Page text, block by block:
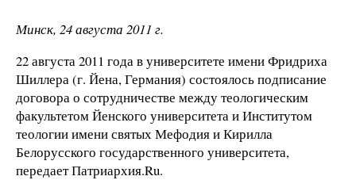
Минск, 24 августа 2011 г.
22 августа 2011 года в университете имени Фридриха
Шиллера (г. Йена, Германия) состоялось подписание
договора о сотрудничестве между теологическим
факультетом Йенского университета и Институтом
теологии имени святых Мефодия и Кирилла
Белорусского государственного университета,
передает Патриархия.Ru.